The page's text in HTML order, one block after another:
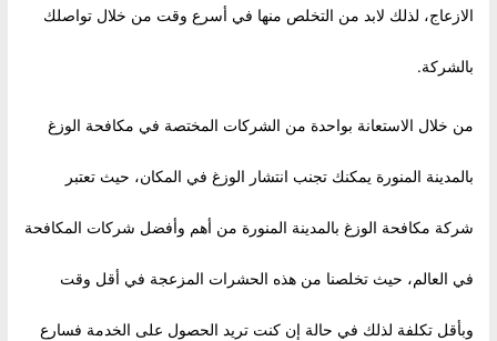
الازعاج، لذلك لابد من التخلص منها في أسرع وقت من خلال تواصلك
بالشركة.
من خلال الاستعانة بواحدة من الشركات المختصة في مكافحة الوزغ
بالمدينة المنورة يمكنك تجنب انتشار الوزغ في المكان، حيث تعتبر
شركة مكافحة الوزغ بالمدينة المنورة من أهم وأفضل شركات المكافحة
في العالم، حيث تخلصنا من هذه الحشرات المزعجة في أقل وقت
وبأقل تكلفة لذلك في حالة إن كنت تريد الحصول على الخدمة فسارع